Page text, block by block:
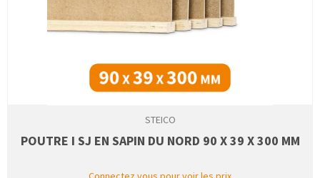
STEICO
POUTRE I SJ EN SAPIN DU NORD 90 X 39 X 300 MM